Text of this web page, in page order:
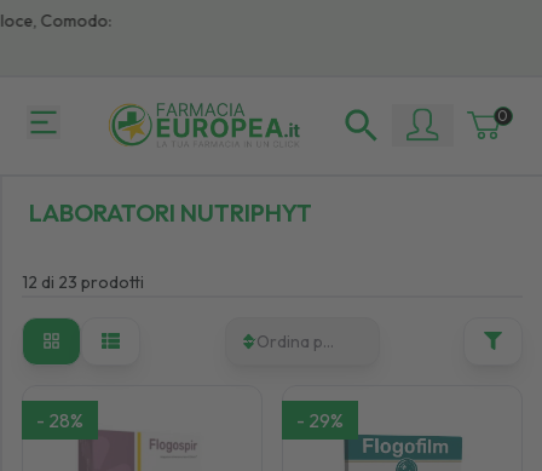
Comodo:
0
LABORATORI NUTRIPHYT
12 di 23 prodotti
Ordina per
- 28% - 29%